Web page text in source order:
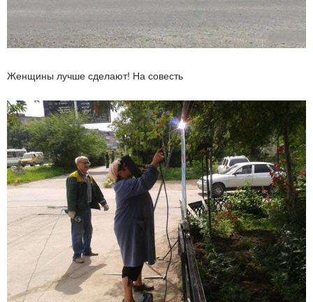
Женщины лучше сделают! На совесть